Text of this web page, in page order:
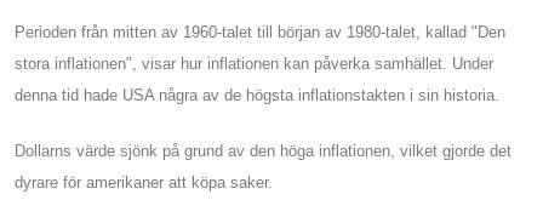
Perioden från mitten av 1960-talet till början av 1980-talet, kallad "Den
stora inflationen", visar hur inflationen kan påverka samhället. Under
denna tid hade USA några av de högsta inflationstakten i sin historia.
Dollarns värde sjönk på grund av den höga inflationen, vilket gjorde det
dyrare för amerikaner att köpa saker.